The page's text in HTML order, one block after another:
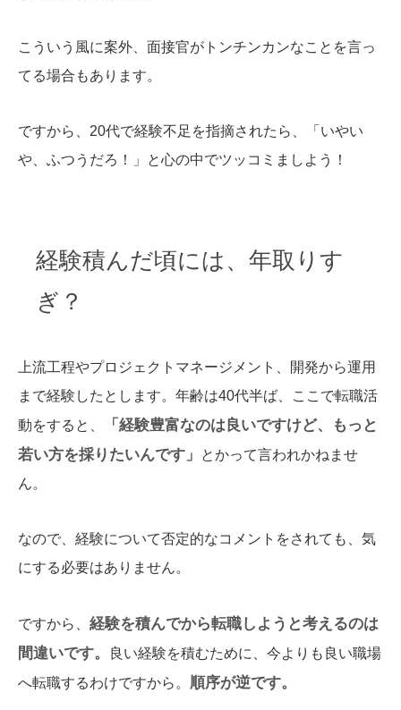
こういう風に案外、面接官がトンチンカンなことを言っ
てる場合もあります。
ですから、20代で経験不足を指摘されたら、「いやい
や、ふつうだろ！」と心の中でツッコミましよう！
経験積んだ頃には、年取りす
ぎ？
上流工程やプロジェクトマネージメント、開発から運用
まで経験したとします。年齢は40代半ば、ここで転職活
動をすると、
「経験豊富なのは良いですけど、もっと
若い方を採りたいんです」
とかって言われかねませ
ん。
なので、経験について否定的なコメントをされても、気
にする必要はありません。
ですから、 経験を積んでから転職しようと考えるのは
間違いです。
良い経験を積むために、今よりも良い職場
へ転職するわけですから。 順序が逆です。